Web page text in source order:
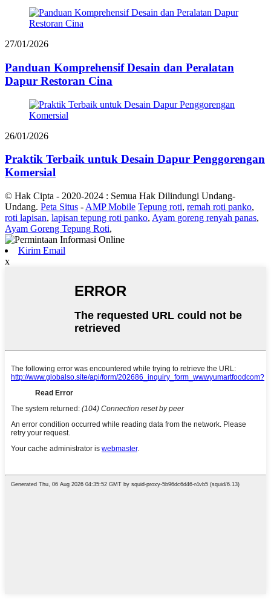
27/01/2026
Panduan Komprehensif Desain dan Peralatan
Dapur Restoran Cina
26/01/2026
Praktik Terbaik untuk Desain Dapur Penggorengan
Komersial
© Hak Cipta - 2020-2024 : Semua Hak Dilindungi Undang-
Undang. Peta Situs - AMP Mobile Tepung roti, remah roti panko,
roti lapisan, lapisan tepung roti panko, Ayam goreng renyah panas,
Ayam Goreng Tepung Roti,
Kirim Email
x